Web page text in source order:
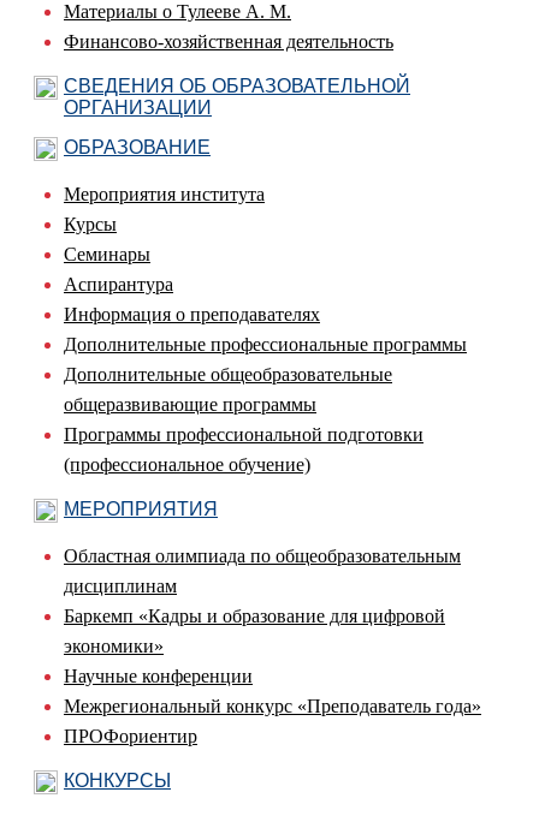
Материалы о Тулееве А. М.
Финансово-хозяйственная деятельность
СВЕДЕНИЯ ОБ ОБРАЗОВАТЕЛЬНОЙ
ОРГАНИЗАЦИИ
ОБРАЗОВАНИЕ
Мероприятия института
Курсы
Семинары
Аспирантура
Информация о преподавателях
Дополнительные профессиональные программы
Дополнительные общеобразовательные
общеразвивающие программы
Программы профессиональной подготовки
(профессиональное обучение)
МЕРОПРИЯТИЯ
Областная олимпиада по общеобразовательным
дисциплинам
Баркемп «Кадры и образование для цифровой
экономики»
Научные конференции
Межрегиональный конкурс «Преподаватель года»
ПРОФориентир
КОНКУРСЫ